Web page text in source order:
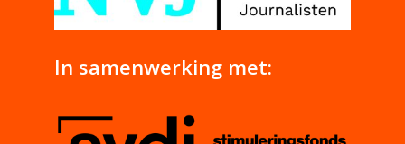
In samenwerking met: